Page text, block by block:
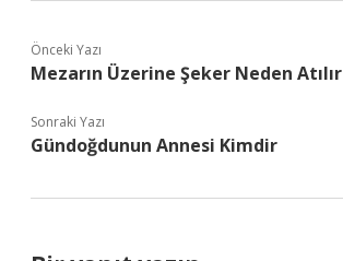
Önceki Yazı
Mezarın Üzerine Şeker Neden Atılır
Sonraki Yazı
Gündoğdunun Annesi Kimdir